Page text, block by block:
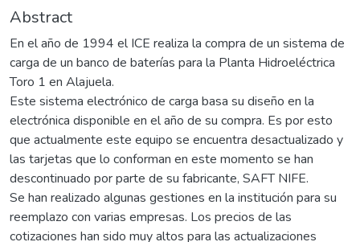
Abstract
En el año de 1994 el ICE realiza la compra de un sistema de
carga de un banco de baterías para la Planta Hidroeléctrica
Toro 1 en Alajuela.
Este sistema electrónico de carga basa su diseño en la
electrónica disponible en el año de su compra. Es por esto
que actualmente este equipo se encuentra desactualizado y
las tarjetas que lo conforman en este momento se han
descontinuado por parte de su fabricante, SAFT NIFE.
Se han realizado algunas gestiones en la institución para su
reemplazo con varias empresas. Los precios de las
cotizaciones han sido muy altos para las actualizaciones